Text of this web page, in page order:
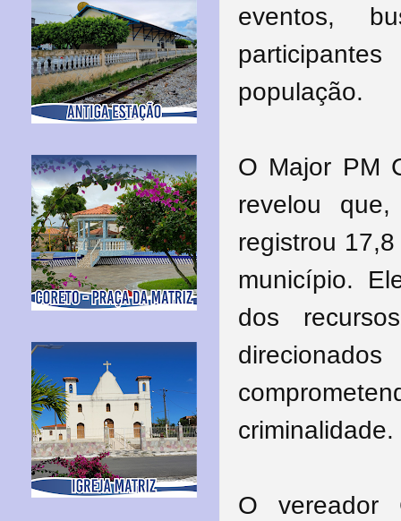
eventos,
população.
O Major PM
revelou
registrou
município.
dos
criminalidade.
O vereador